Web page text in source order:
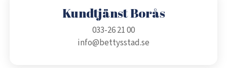
Kundtjänst Borås
033-26 21 00
info@bettysstad.se